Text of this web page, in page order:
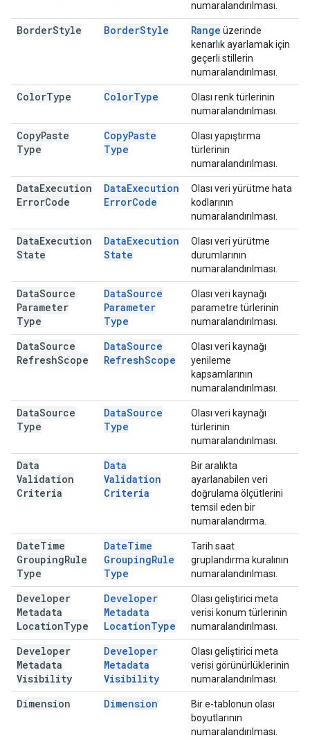
numaralandırılması.
BorderStyle BorderStyle Range üzerinde
kenarlık ayarlamak için
geçerli stillerin
numaralandırılması.
ColorType ColorType
Olası renk türlerinin
numaralandırılması.
CopyPaste
Type
CopyPaste
Type
Olası yapıştırma
türlerinin
numaralandırılması.
DataExecution
ErrorCode
DataExecution
ErrorCode
Olası veri yürütme hata
kodlarının
numaralandırılması.
DataExecution
State
DataExecution
State
Olası veri yürütme
durumlarının
numaralandırılması.
DataSource
Parameter
Type
DataSource
Parameter
Type
Olası veri kaynağı
parametre türlerinin
numaralandırılması.
DataSource
RefreshScope
DataSource
RefreshScope
Olası veri kaynağı
yenileme
kapsamlarının
numaralandırılması.
DataSource
Type
DataSource
Type
Olası veri kaynağı
türlerinin
numaralandırılması.
Data
Validation
Criteria
Data
Validation
Criteria
Bir aralıkta
ayarlanabilen veri
doğrulama ölçütlerini
temsil eden bir
numaralandırma.
DateTime
GroupingRule
Type
DateTime
GroupingRule
Type
Tarih saat
gruplandırma kuralının
numaralandırılması.
Developer
Metadata
LocationType
Developer
Metadata
LocationType
Olası geliştirici meta
verisi konum türlerinin
numaralandırılması.
Developer
Metadata
Visibility
Developer
Metadata
Visibility
Olası geliştirici meta
verisi görünürlüklerinin
numaralandırılması.
Dimension Dimension
Bir e-tablonun olası
boyutlarının
numaralandırılması.